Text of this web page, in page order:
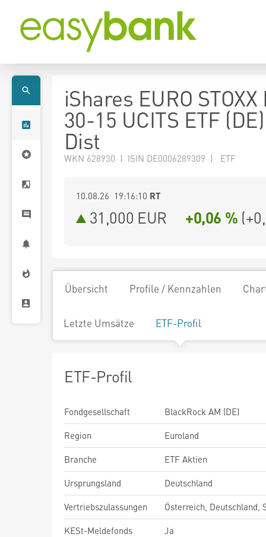
iShares EURO
30-15 UCITS ETF
Dist
WKN 628930 | ISIN DE0006289309 | ETF
10.08.26 19:16:10 RT
31,000 EUR +0,06 % (
Übersicht Profile / Kennzahlen
Letzte Umsätze ETF-Profil
ETF-Profil
Fondgesellschaft
BlackRock AM (DE)
Region
Euroland
Branche
ETF Aktien
Ursprungsland
Deutschland
Vertriebszulassungen
Österreich, Deutschland,
KESt-Meldefonds
Ja